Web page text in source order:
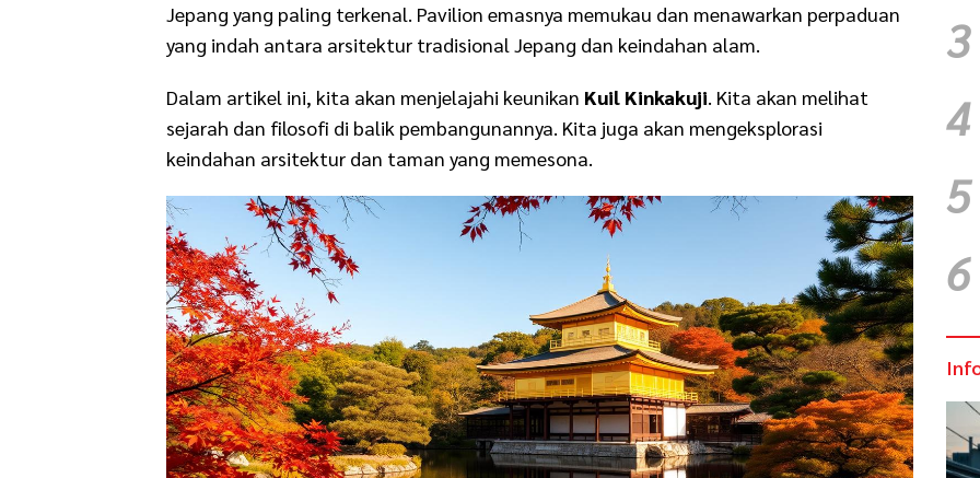
Jepang yang paling terkenal. Pavilion emasnya memukau dan menawarkan perpaduan
yang indah antara arsitektur tradisional Jepang dan keindahan alam.
Dalam artikel ini, kita akan menjelajahi keunikan Kuil Kinkakuji. Kita akan melihat
sejarah dan filosofi di balik pembangunannya. Kita juga akan mengeksplorasi
keindahan arsitektur dan taman yang memesona.
3
4
5
6